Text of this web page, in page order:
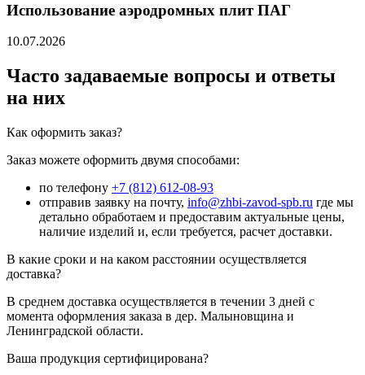
Использование аэродромных плит ПАГ
10.07.2026
Часто задаваемые вопросы и ответы
на них
Как оформить заказ?
Заказ можете оформить двумя способами:
по телефону +7 (812) 612-08-93
отправив заявку на почту, info@zhbi-zavod-spb.ru где мы
детально обработаем и предоставим актуальные цены,
наличие изделий и, если требуется, расчет доставки.
В какие сроки и на каком расстоянии осуществляется
доставка?
В среднем доставка осуществляется в течении 3 дней с
момента оформления заказа в дер. Малыновщина и
Ленинградской области.
Ваша продукция сертифицирована?